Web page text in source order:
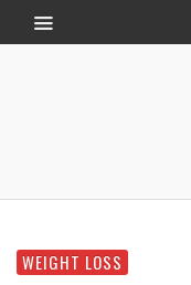
WEIGHT LOSS